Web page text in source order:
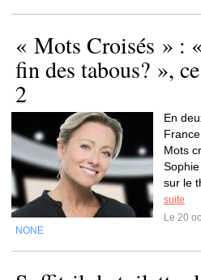
« Mots Croisés » :
fin des tabous? »,
2
En
Mots
sur le
suite
Le 20
NONE